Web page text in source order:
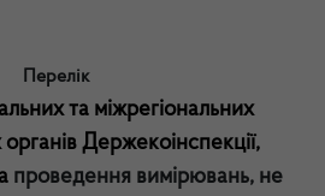
Перелік
та міжрегіональних
Держекоінспекції,
проведення вимірювань, не